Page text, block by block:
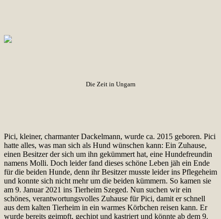
Die Zeit in Ungarn
Pici, kleiner, charmanter Dackelmann, wurde ca. 2015 geboren. Pici
hatte alles, was man sich als Hund wünschen kann: Ein Zuhause,
einen Besitzer der sich um ihn gekümmert hat, eine Hundefreundin
namens Molli. Doch leider fand dieses schöne Leben jäh ein Ende
für die beiden Hunde, denn ihr Besitzer musste leider ins Pflegeheim
und konnte sich nicht mehr um die beiden kümmern. So kamen sie
am 9. Januar 2021 ins Tierheim Szeged. Nun suchen wir ein
schönes, verantwortungsvolles Zuhause für Pici, damit er schnell
aus dem kalten Tierheim in ein warmes Körbchen reisen kann. Er
wurde bereits geimpft, gechipt und kastriert und könnte ab dem 9.